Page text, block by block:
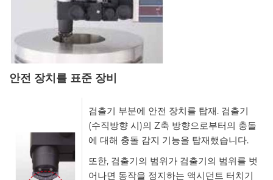
안전 장치를 표준 장비
검출기 부분에 안전 장치를 탑재. 검출기
(수직방향 시)의 Z축 방향으로부터의 충돌
에 대해 충돌 감지 기능을 탑재했습니다.
또한, 검출기의 범위가 검출기의 범위를 벗
어나면 동작을 정지하는 액시던트 터치기